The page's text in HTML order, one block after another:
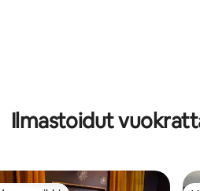
5/5, 7 arvostelua
Ilmastoidut